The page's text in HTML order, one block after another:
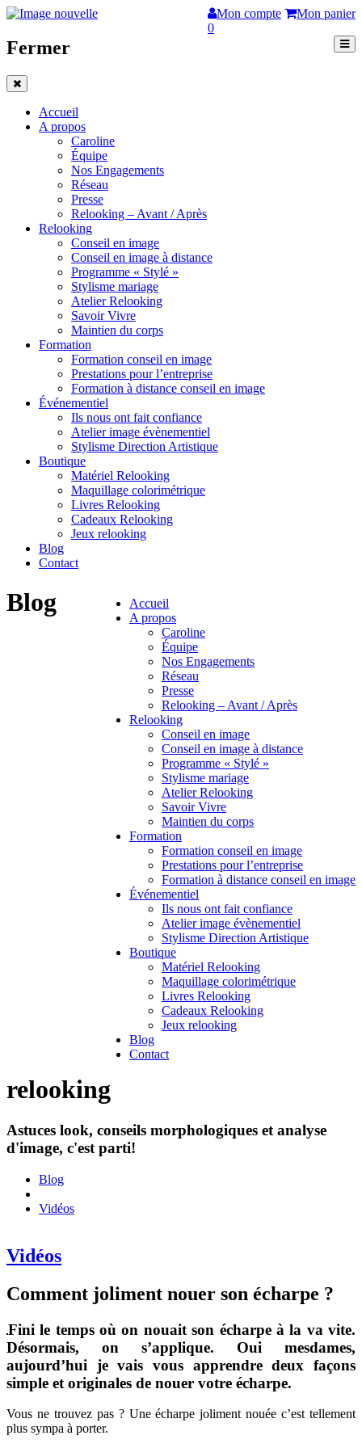
Mon compte
Mon panier
0
Fermer
Accueil
A propos
Caroline
Équipe
Nos Engagements
Réseau
Presse
Relooking – Avant / Après
Relooking
Conseil en image
Conseil en image à distance
Programme « Stylé »
Stylisme mariage
Atelier Relooking
Savoir Vivre
Maintien du corps
Formation
Formation conseil en image
Prestations pour l’entreprise
Formation à distance conseil en image
Événementiel
Ils nous ont fait confiance
Atelier image évènementiel
Stylisme Direction Artistique
Boutique
Matériel Relooking
Maquillage colorimétrique
Livres Relooking
Cadeaux Relooking
Jeux relooking
Blog
Contact
Accueil
A propos
Caroline
Équipe
Nos Engagements
Réseau
Presse
Relooking – Avant / Après
Relooking
Conseil en image
Conseil en image à distance
Programme « Stylé »
Stylisme mariage
Atelier Relooking
Savoir Vivre
Maintien du corps
Formation
Formation conseil en image
Prestations pour l’entreprise
Formation à distance conseil en image
Événementiel
Ils nous ont fait confiance
Atelier image évènementiel
Stylisme Direction Artistique
Boutique
Matériel Relooking
Maquillage colorimétrique
Livres Relooking
Cadeaux Relooking
Jeux relooking
Blog
Contact
Blog
relooking
Astuces look, conseils morphologiques et analyse
d'image, c'est parti!
Blog
Vidéos
Vidéos
Comment joliment nouer son écharpe ?
Fini le temps où on nouait son écharpe à la va vite.
Désormais, on s’applique. Oui mesdames,
aujourd’hui je vais vous apprendre deux façons
simple et originales de nouer votre écharpe.
Vous ne trouvez pas ? Une écharpe joliment nouée c’est tellement
plus sympa à porter.